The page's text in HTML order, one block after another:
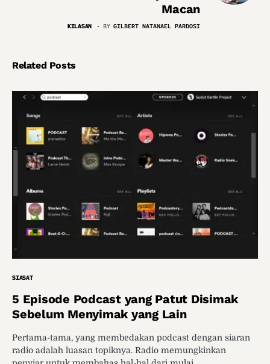
Macan
KILASAN BY GILBERT NATANAEL PARDOSI
Related Posts
SIASAT
5 Episode Podcast yang Patut Disimak
Sebelum Menyimak yang Lain
Pertama-tama, yang membedakan podcast dengan siaran
radio adalah luasan topiknya. Radio memungkinkan